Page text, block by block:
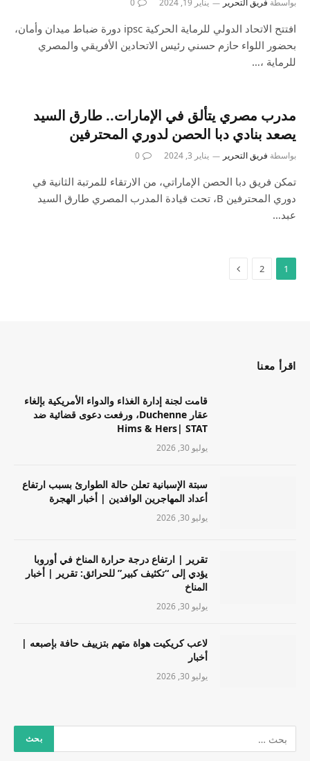
بواسطة فريق التحرير يناير 19, 2024 0
افتتح الاتحاد الدولي للرماية الحركية ipsc دورة ضباط ميدان وأمان،
بحضور اللواء حازم حسني رئيس الاتحادين الأفريقي والمصري
للرماية ،…
مدرب مصري يتألق في الإمارات.. طارق السيد
يصعد بنادي دبا الحصن لدوري المحترفين
بواسطة فريق التحرير يناير 3, 2024 0
تمكن فريق دبا الحصن الإماراتي، من الارتقاء للمرتبة الثانية في
دوري المحترفين B، تحت قيادة المدرب المصري طارق السيد
عبد…
1
2
اقرأ معنا
قامت لجنة إدارة الغذاء والدواء الأمريكية بإلغاء
عقار Duchenne، ورفعت دعوى قضائية ضد
Hims & Hers| STAT
يوليو 30, 2026
سبتة الإسبانية تعلن حالة الطوارئ بسبب ارتفاع
أعداد المهاجرين الوافدين | أخبار الهجرة
يوليو 30, 2026
تقرير | ارتفاع درجة حرارة المناخ في أوروبا
يؤدي إلى “تكثيف كبير” للحرائق: تقرير | أخبار
المناخ
يوليو 30, 2026
لاعب كريكيت هواة متهم بتزييف حافة بإصبعه |
أخبار
يوليو 30, 2026